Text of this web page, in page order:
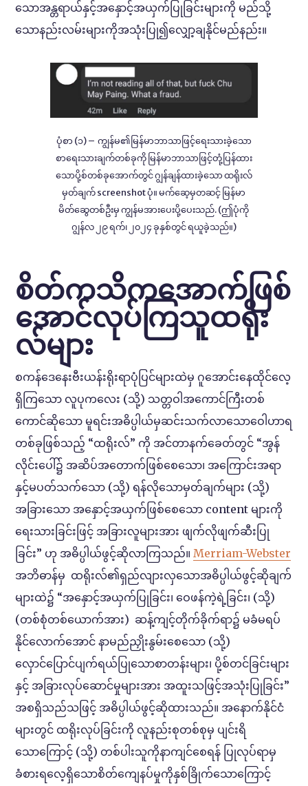
သောအန္တရာယ်နှင့်အနှောင့်အယှက်ပြုခြင်းများကို မည်သို့
သောနည်းလမ်းများကိုအသုံးပြု၍လျှော့ချနိုင်မည်နည်း။
ပုံစာ (၁) – ကျွန်မ၏မြန်မာဘာသာဖြင့်ရေးသားခဲ့သော
စာရေးသားချက်တစ်ခုကို မြန်မာဘာသာဖြင့်တုံ့ပြန်ထား
သောပို့စ်တစ်ခုအောက်တွင် ဂျွန်ချန်ထားခဲ့သော ထရိုးလ်
မှတ်ချက် screenshot ပုံ။ မက်ဆေ့မှတဆင့် မြန်မာ
မိတ်ဆွေတစ်ဦးမှ ကျွန်မအားပေးပို့ပေးသည်. (ဤပုံကို
ဂျွန်လ ၂၉ ရက်၊ ၂၀၂၄ ခုနှစ်တွင် ရယူခဲ့သည်။)
စိတ်ကသိကအောက်ဖြစ်
အောင်လုပ်ကြသူထရိုး
လ်များ
စကန်ဒေနေးဗီးယန်းရိုးရာပုံပြင်များထဲမှ ဂူအောင်းနေထိုင်လေ့
ရှိကြသော လူပုကလေး (သို့) သတ္တဝါအကောင်ကြီးတစ်
ကောင်ဆိုသော မူရင်းအဓိပ္ပါယ်မှဆင်းသက်လာသောဝေါဟာရ
တစ်ခုဖြစ်သည့် “ထရိုးလ်” ကို အင်တာနက်ခေတ်တွင် “အွန်
လိုင်းပေါ်၌ အဆိပ်အတောက်ဖြစ်စေသော၊ အကြောင်းအရာ
နှင့်မပတ်သက်သော (သို့) ရန်လိုသောမှတ်ချက်များ (သို့)
အခြားသော အနှောင့်အယှက်ဖြစ်စေသော content များကို
ရေးသားခြင်းဖြင့် အခြားလူများအား ဖျက်လိုဖျက်ဆီးပြု
ခြင်း” ဟု အဓိပ္ပါယ်ဖွင့်ဆိုလာကြသည်။ Merriam-Webster
အဘိဓာန်မှ ထရိုးလ်၏ရှည်လျားလှသောအဓိပ္ပါယ်ဖွင့်ဆိုချက်
များထဲ၌ “အနှောင့်အယှက်ပြုခြင်း၊ ဝေဖန်ကဲ့ရဲ့ခြင်း၊ (သို့)
(တစ်စုံတစ်ယောက်အား) ဆန့်ကျင့်တိုက်ခိုက်ရာ၌ မခံမရပ်
နိုင်လောက်‌အောင် နာမည်ညှိုးနွမ်းစေသော (သို့)
လှောင်ပြောင်ပျက်ရယ်ပြုသောစာတန်းများ၊ ပို့စ်တင်ခြင်းများ
နှင့် အခြားလုပ်ဆောင်မှုများအား အထူးသဖြင့်အသုံးပြုခြင်း”
အစရှိသည်သဖြင့် အဓိပ္ပါယ်ဖွင့်ဆိုထားသည်။ အနောက်နိုင်ငံ
များတွင် ထရိုးလုပ်ခြင်းကို လူနည်းစုတစ်စုမှ ပျင်းရိ
သောကြောင့် (သို့) တစ်ပါးသူကိုနာကျင်စေရန် ပြုလုပ်ရာမှ
ခံစားရလေ့ရှိသောစိတ်ကျေနပ်မှုကိုနှစ်ခြိုက်သောကြောင့်